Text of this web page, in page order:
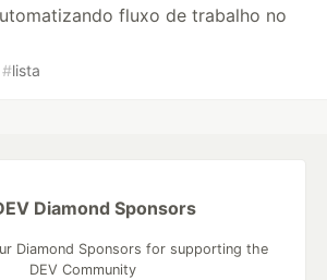
fluxo de trabalho no
#lista
Diamond Sponsors
Diamond Sponsors for supporting the
DEV Community